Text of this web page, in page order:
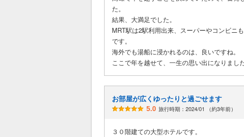
た。
結果、大満足でした。
MRT駅は2駅利用出来、スーパーやコンビニ
です。
海外でも湯船に浸かれるのは、良いですね。
ここで年を越せて、一生の思い出になりまし
お部屋が広くゆったりと過ごせます
5.0 旅行時期：2024/01 （約3年前）
３０階建ての大型ホテルです。